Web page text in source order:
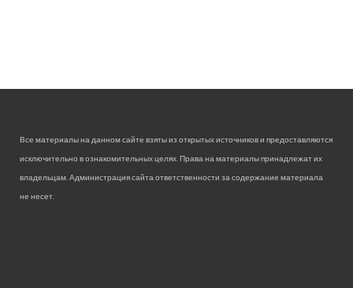
Все материалы на данном сайте взяты из открытых источников и предоставляются
исключительно в ознакомительных целях. Права на материалы принадлежат их
владельцам. Администрация сайта ответственности за содержание материала
не несет.